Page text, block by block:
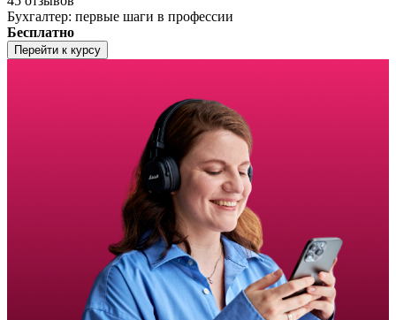
Бухгалтер: первые шаги в профессии
Бесплатно
Перейти к курсу